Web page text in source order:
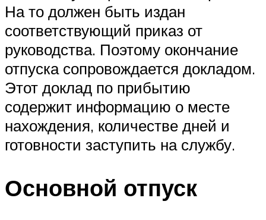
На то должен быть издан
соответствующий приказ от
руководства. Поэтому окончание
отпуска сопровождается докладом.
Этот доклад по прибытию
содержит информацию о месте
нахождения, количестве дней и
готовности заступить на службу.
Основной отпуск